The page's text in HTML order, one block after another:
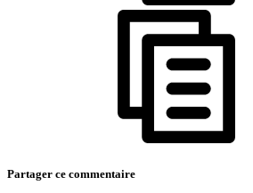
Partager ce commentaire